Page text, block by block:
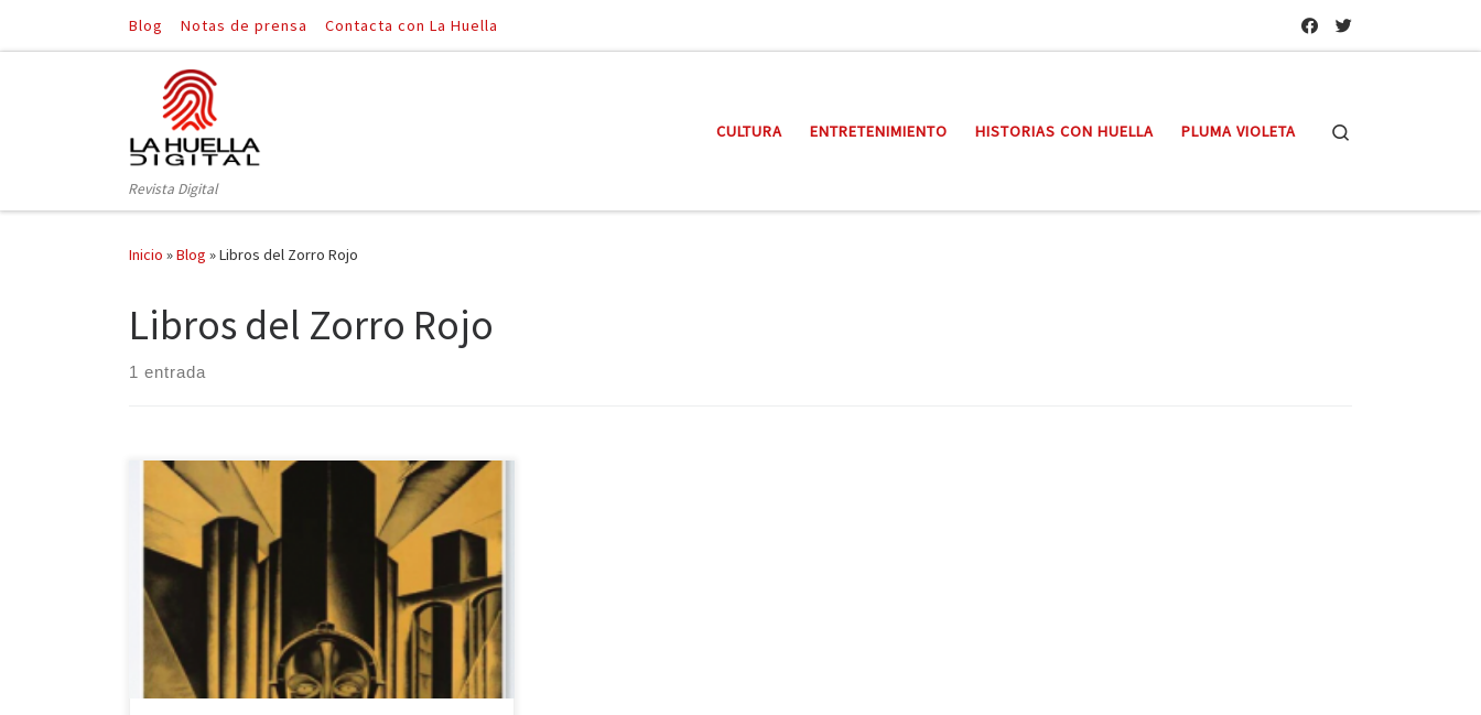
Saltar al contenido
Blog Notas de prensa Contacta con La Huella
Revista Digital
CULTURA ENTRETENIMIENTO HISTORIAS CON HUELLA PLUMA VIOLETA
Inicio »Blog »Libros del Zorro Rojo
Libros del Zorro Rojo
1 entrada
Uno de los géneros más destacables de las últimas
décadas es la novela gráfica. En otros artículos, La
Huella Digital ha hecho reseñas de muchas obras, pues
cuentan con un público creciente. A medio camino
entre el cómic y la literatura tradicional, se han creado
auténticas obras de arte por […]